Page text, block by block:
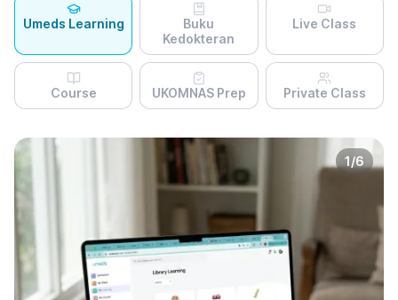
Umeds Learning
Buku
Kedokteran
Live Class
Course UKOMNAS Prep Private Class
1/6